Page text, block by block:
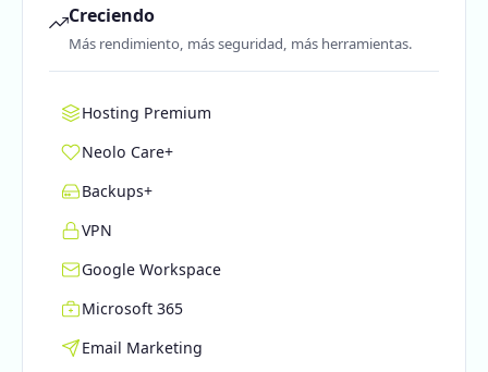
Creciendo
Más rendimiento, más seguridad, más herramientas.
Hosting Premium
Neolo Care+
Backups+
VPN
Google Workspace
Microsoft 365
Email Marketing